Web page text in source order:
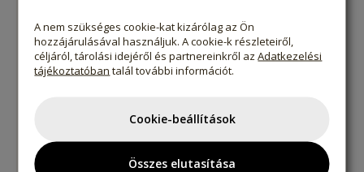
Rost
Só
TÁROLÁS
A nem szükséges cookie-kat kizárólag az Ön
hozzájárulásával használjuk. A cookie-k részleteiről,
céljáról, tárolási idejéről és partnereinkről azAdatkezelési
tájékoztatóban talál további információt.
Cookie-beállítások
Összes elutasítása